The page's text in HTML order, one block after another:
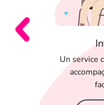
Un service